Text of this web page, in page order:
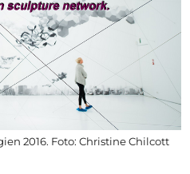
2016. Foto: Christine Chilcott